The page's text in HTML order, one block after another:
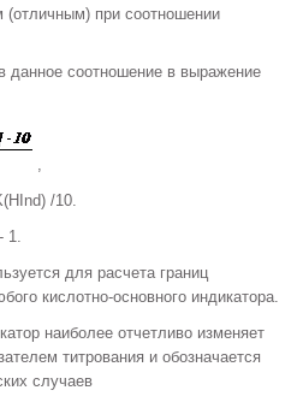
(отличным) при соотношении
данное соотношение в выражение
,
/10.
1.
для расчета границ
кислотно-основного индикатора.
наиболее отчетливо изменяет
титрования и обозначается
случаев